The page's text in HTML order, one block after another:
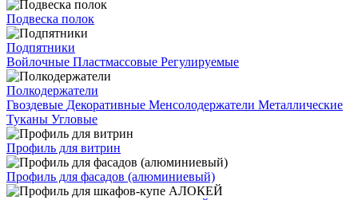
Подвеска полок
Подпятники
Войлочные Пластмассовые Регулируемые
Полкодержатели
Гвоздевые Декоративные Менсолодержатели Металлические
Туканы Угловые
Профиль для витрин
Профиль для фасадов (алюминиевый)